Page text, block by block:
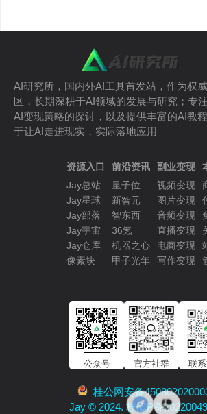
AI研究所，国内外AI工具首发站，作为权
区，长期深耕于AI领域的发展与研究；专
AI变现策略的探讨，以及提供丰富的AI教
于让AI走进现实，实际落地应用
资源入口
Jay总站
Jay星球
Jay部落
Jay宇宙
Jay仓库
像素块
前沿资讯
量子位
新智元
智东西
36氪
机器之心
甲子光年
副业变现
视频变现
图片变现
音频变现
直播变现
电商变现
写作变现
公众号 官方社群 联
桂公网安备
Jay © 2024. 桂ICP备